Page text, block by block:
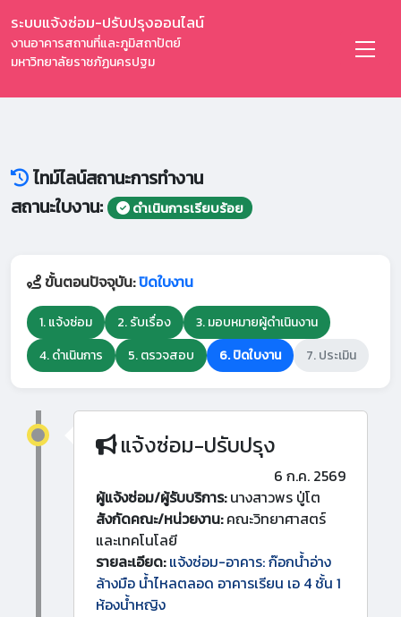
ระบบแจ้งซ่อม-ปรับปรุงออนไลน์
งานอาคารสถานที่และภูมิสถาปัตย์
มหาวิทยาลัยราชภัฏนครปฐม
ไทม์ไลน์สถานะการทำงาน
สถานะใบงาน:
ดำเนินการเรียบร้อย
ขั้นตอนปัจจุบัน:ปิดใบงาน
1. แจ้งซ่อม 2. รับเรื่อง
3. มอบหมายผู้ดำเนินงาน
4. ดำเนินการ
5. ตรวจสอบ 6. ปิดใบงาน 7. ประเมิน
แจ้งซ่อม-ปรับปรุง
6 ก.ค. 2569
ผู้แจ้งซ่อม/ผู้รับบริการ:นางสาวพร ปู่โต
สังกัดคณะ/หน่วยงาน:คณะวิทยาศาสตร์
และเทคโนโลยี
รายละเอียด: แจ้งซ่อม-อาคาร: ก๊อกน้ำอ่าง
ล้างมือ น้ำไหลตลอด อาคารเรียน เอ 4 ชั้น 1
ห้องน้ำหญิง